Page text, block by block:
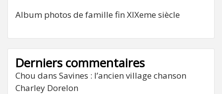
Album photos de famille fin XIXeme siècle
Derniers commentaires
Chou dans Savines : l’ancien village chanson
Charley Dorelon